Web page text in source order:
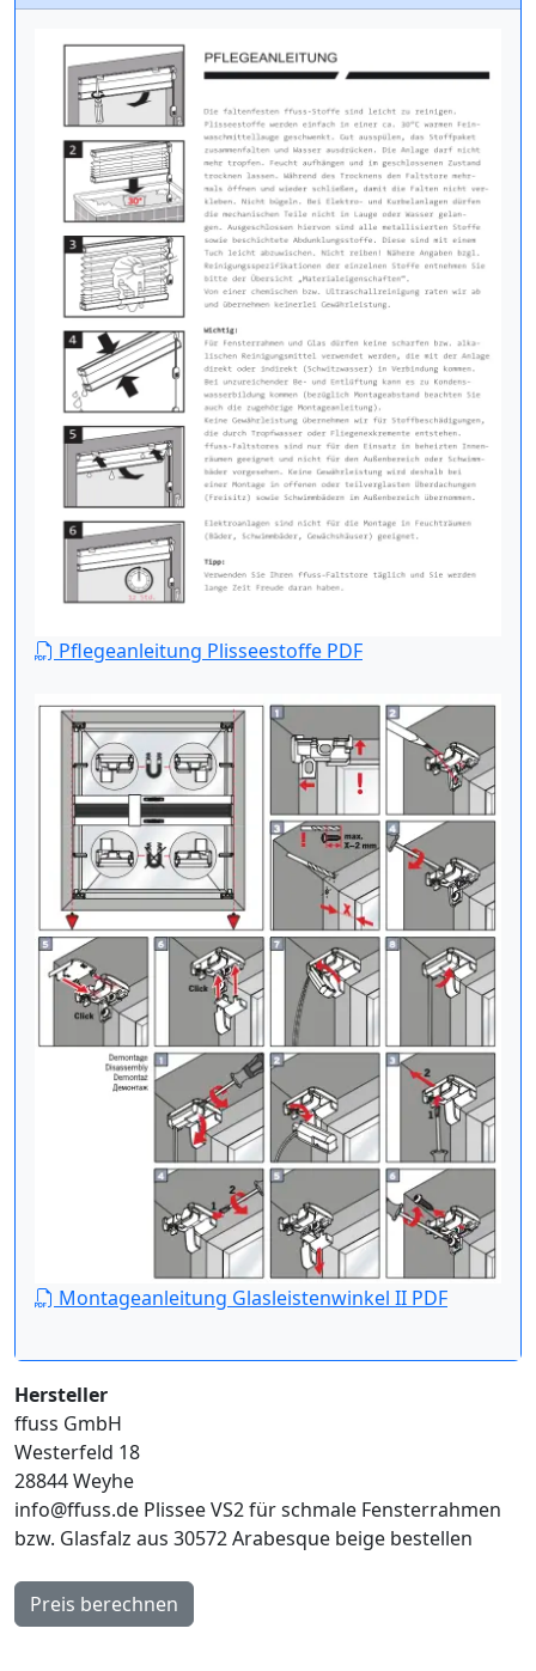
Pflegeanleitung Plisseestoffe PDF
Montageanleitung Glasleistenwinkel II PDF
Hersteller
ffuss GmbH
Westerfeld 18
28844 Weyhe
info@ffuss.de Plissee VS2 für schmale Fensterrahmen
bzw. Glasfalz aus 30572 Arabesque beige bestellen
Preis berechnen